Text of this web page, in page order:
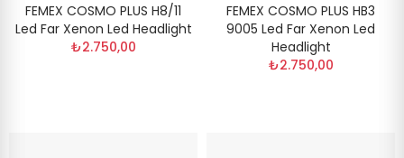
FEMEX COSMO PLUS H8/11
Led Far Xenon Led Headlight
₺2.750,00
FEMEX COSMO PLUS HB3
9005 Led Far Xenon Led
Headlight
₺2.750,00